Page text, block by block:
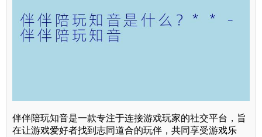
伴伴陪玩知音是一款专注于连接游戏玩家的社交平台，旨
在让游戏爱好者找到志同道合的玩伴，共同享受游戏乐